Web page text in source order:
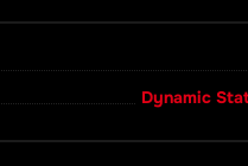
Dynamic